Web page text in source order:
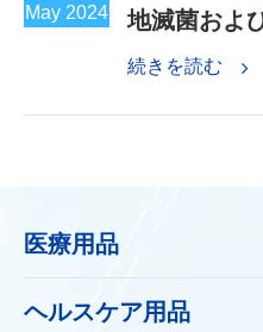
May 2024
地滅菌およ
続きを読む
医療用品
ヘルスケア用品